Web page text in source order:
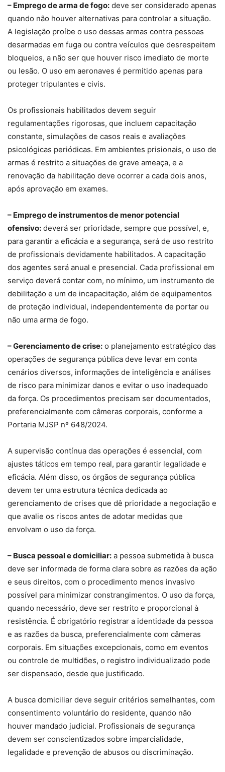
– Emprego de arma de fogo: deve ser considerado apenas
quando não houver alternativas para controlar a situação.
A legislação proíbe o uso dessas armas contra pessoas
desarmadas em fuga ou contra veículos que desrespeitem
bloqueios, a não ser que houver risco imediato de morte
ou lesão. O uso em aeronaves é permitido apenas para
proteger tripulantes e civis.
Os profissionais habilitados devem seguir
regulamentações rigorosas, que incluem capacitação
constante, simulações de casos reais e avaliações
psicológicas periódicas. Em ambientes prisionais, o uso de
armas é restrito a situações de grave ameaça, e a
renovação da habilitação deve ocorrer a cada dois anos,
após aprovação em exames.
– Emprego de instrumentos de menor potencial
ofensivo: deverá ser prioridade, sempre que possível, e,
para garantir a eficácia e a segurança, será de uso restrito
de profissionais devidamente habilitados. A capacitação
dos agentes será anual e presencial. Cada profissional em
serviço deverá contar com, no mínimo, um instrumento de
debilitação e um de incapacitação, além de equipamentos
de proteção individual, independentemente de portar ou
não uma arma de fogo.
– Gerenciamento de crise: o planejamento estratégico das
operações de segurança pública deve levar em conta
cenários diversos, informações de inteligência e análises
de risco para minimizar danos e evitar o uso inadequado
da força. Os procedimentos precisam ser documentados,
preferencialmente com câmeras corporais, conforme a
Portaria MJSP nº 648/2024.
A supervisão contínua das operações é essencial, com
ajustes táticos em tempo real, para garantir legalidade e
eficácia. Além disso, os órgãos de segurança pública
devem ter uma estrutura técnica dedicada ao
gerenciamento de crises que dê prioridade a negociação e
que avalie os riscos antes de adotar medidas que
envolvam o uso da força.
– Busca pessoal e domiciliar: a pessoa submetida à busca
deve ser informada de forma clara sobre as razões da ação
e seus direitos, com o procedimento menos invasivo
possível para minimizar constrangimentos. O uso da força,
quando necessário, deve ser restrito e proporcional à
resistência. É obrigatório registrar a identidade da pessoa
e as razões da busca, preferencialmente com câmeras
corporais. Em situações excepcionais, como em eventos
ou controle de multidões, o registro individualizado pode
ser dispensado, desde que justificado.
A busca domiciliar deve seguir critérios semelhantes, com
consentimento voluntário do residente, quando não
houver mandado judicial. Profissionais de segurança
devem ser conscientizados sobre imparcialidade,
legalidade e prevenção de abusos ou discriminação.